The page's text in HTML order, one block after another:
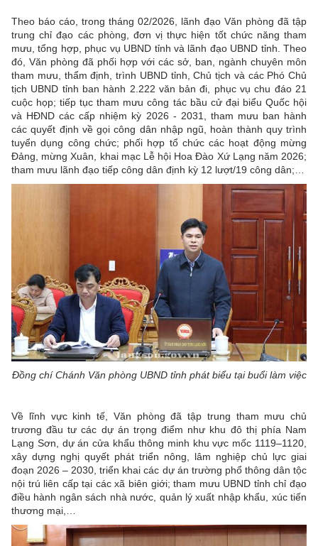
Theo báo cáo, trong tháng 02/2026, lãnh đạo Văn phòng đã tập
trung chỉ đạo các phòng, đơn vị thực hiện tốt chức năng tham
mưu, tổng hợp, phục vụ UBND tỉnh và lãnh đạo UBND tỉnh. Theo
đó, Văn phòng đã phối hợp với các sở, ban, ngành chuyên môn
tham mưu, thẩm định, trình UBND tỉnh, Chủ tịch và các Phó Chủ
tịch UBND tỉnh ban hành 2.222 văn bản đi, phục vụ chu đáo 21
cuộc họp; tiếp tục tham mưu công tác bầu cử đại biểu Quốc hội
và HĐND các cấp nhiệm kỳ 2026 - 2031, tham mưu ban hành
các quyết định về gọi công dân nhập ngũ, hoàn thành quy trình
tuyển dụng công chức; phối hợp tổ chức các hoạt động mừng
Đảng, mừng Xuân, khai mạc Lễ hội Hoa Đào Xứ Lạng năm 2026;
tham mưu lãnh đạo tiếp công dân định kỳ 12 lượt/19 công dân;…
Đồng chí Chánh Văn phòng UBND tỉnh phát biểu tại buổi làm việc
Về lĩnh vực kinh tế, Văn phòng đã tập trung tham mưu chủ
trương đầu tư các dự án trọng điểm như khu đô thị phía Nam
Lạng Sơn, dự án cửa khẩu thông minh khu vực mốc 1119–1120,
xây dựng nghị quyết phát triển nông, lâm nghiệp chủ lực giai
đoạn 2026 – 2030, triển khai các dự án trường phổ thông dân tộc
nội trú liên cấp tại các xã biên giới; tham mưu UBND tỉnh chỉ đạo
điều hành ngân sách nhà nước, quản lý xuất nhập khẩu, xúc tiến
thương mại,…